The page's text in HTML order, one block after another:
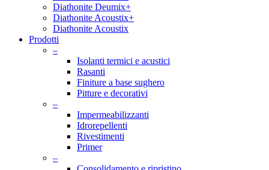
Diathonite Deumix+
Diathonite Acoustix+
Diathonite Acoustix
Prodotti
–
Isolanti termici e acustici
Rasanti
Finiture a base sughero
Pitture e decorativi
–
Impermeabilizzanti
Idrorepellenti
Rivestimenti
Primer
–